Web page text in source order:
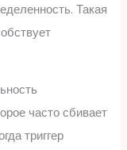
Такая
часто сбивает
триггер